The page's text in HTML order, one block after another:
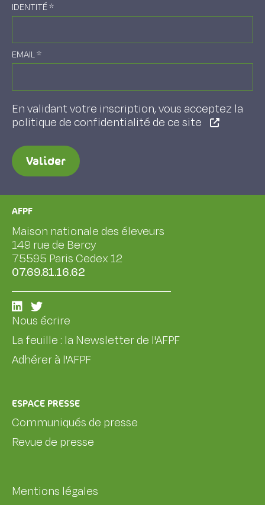
IDENTITÉ*
EMAIL*
En validant votre inscription, vous acceptez la
politique de confidentialité de ce site
Valider
AFPF
Maison nationale des éleveurs
149 rue de Bercy
75595 Paris Cedex 12
07.69.81.16.62
Nous écrire
La feuille : la Newsletter de l'AFPF
Adhérer à l'AFPF
ESPACE PRESSE
Communiqués de presse
Revue de presse
Mentions légales